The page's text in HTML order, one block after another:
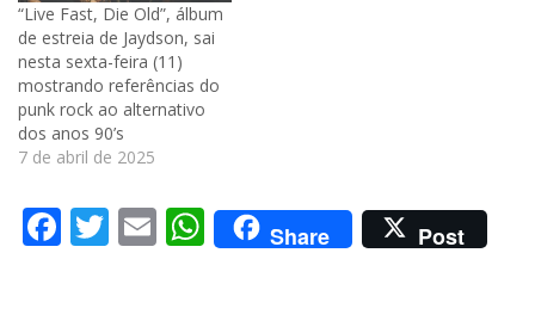
“Live Fast, Die Old”, álbum
de estreia de Jaydson, sai
nesta sexta-feira (11)
mostrando referências do
punk rock ao alternativo
dos anos 90’s
7 de abril de 2025
Facebook
Twitter
EmailWhatsApp
Share Post